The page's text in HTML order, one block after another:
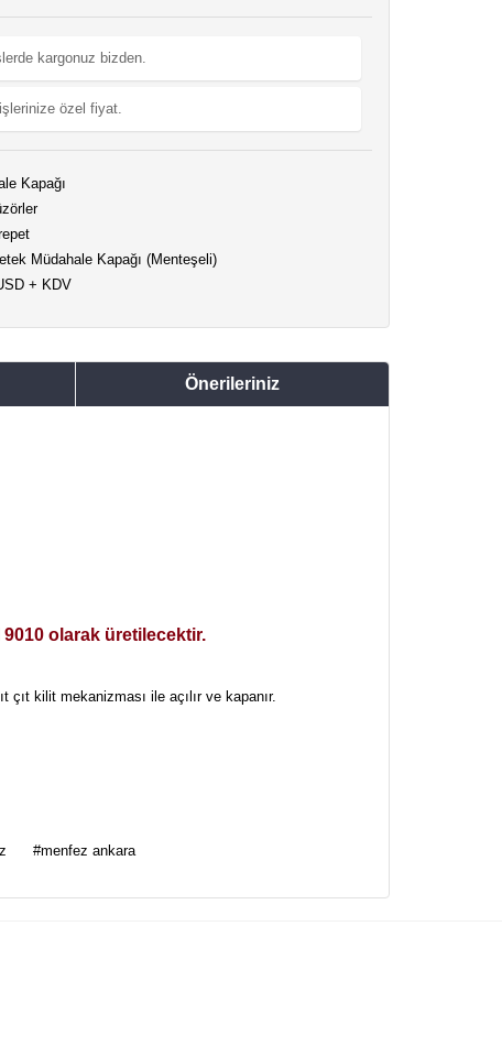
kargonuz bizden.
özel fiyat.
Kapağı
Müdahale Kapağı (Menteşeli)
+ KDV
Önerileriniz
olarak üretilecektir.
kilit mekanizması ile açılır ve kapanır.
#menfez ankara